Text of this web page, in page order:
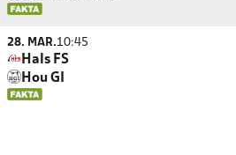
28. MAR.10:45
Hals FS
Hou GI